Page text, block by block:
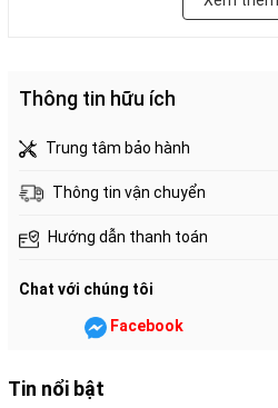
kế tối giản, hiện đại, đem đến nét
hoàn toàn mới
Thông tin hữu ích
Trung tâm bảo hành
Thông tin vận chuyển
Hướng dẫn thanh toán
Chat với chúng tôi
Facebook
Tin nổi bật